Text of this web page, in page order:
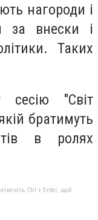
нагороди і
за внески і
Таких
сесію "Світ
братимуть
в ролях
Ctrl + Enter, щоб